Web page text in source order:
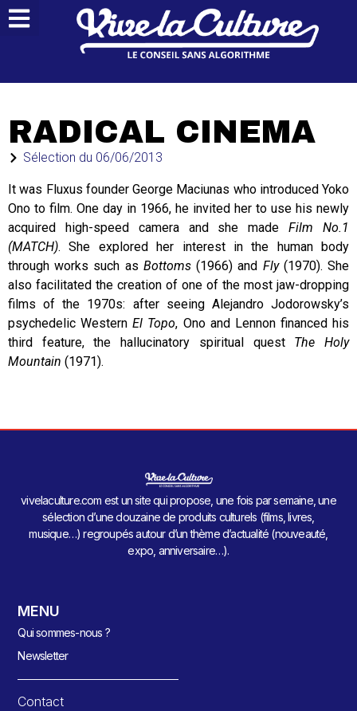
RADICAL CINEMA
Sélection du 06/06/2013
It was Fluxus founder George Maciunas who introduced Yoko
Ono to film. One day in 1966, he invited her to use his newly
acquired high-speed camera and she madeFilm No.1
(MATCH). She explored her interest in the human body
through works such as Bottoms(1966) and Fly(1970). She
also facilitated the creation of one of the most jaw-dropping
films of the 1970s: after seeing Alejandro Jodorowsky’s
psychedelic WesternEl Topo, Ono and Lennon financed his
third feature, the hallucinatory spiritual quest The Holy
Mountain (1971).
vivelaculture.com est un site qui propose, une fois par semaine, une
sélection d’une douzaine de produits culturels (films, livres,
musique…) regroupés autour d’un thème d’actualité (nouveauté,
expo, anniversaire…).
MENU
Qui sommes-nous ?
Newsletter
Contact